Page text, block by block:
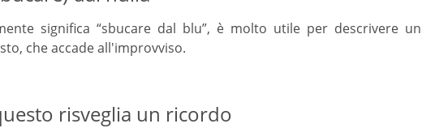
significa “sbucare dal blu”, è molto utile per descrivere un
che accade all'improvviso.
risveglia un ricordo